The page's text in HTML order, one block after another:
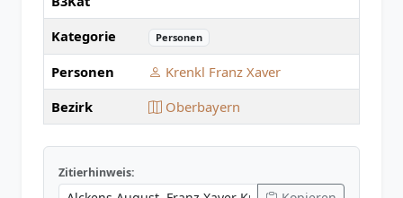
Kategorie Personen
Personen
Krenkl Franz Xaver
Bezirk
Oberbayern
Zitierhinweis: